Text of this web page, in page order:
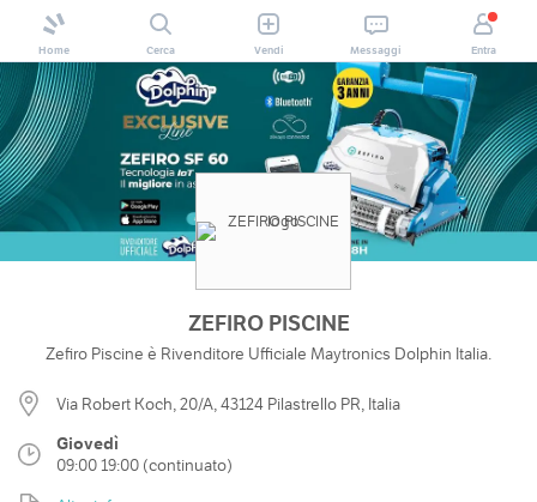
Home Cerca Vendi Messaggi Entra
ZEFIRO PISCINE
Zefiro Piscine è Rivenditore Ufficiale Maytronics Dolphin Italia.
Via Robert Koch, 20/A, 43124 Pilastrello PR, Italia
Giovedì
09:00 19:00 (continuato)